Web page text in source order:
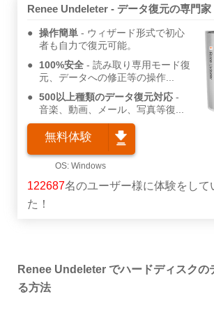
Renee Undeleter - データ復元の専門家
操作簡単
ウィザード形式で初心
者も自力で復元可能。
100%安全
読み取り専用モード復
元、データへの修正等の操作...
500以上種類のデータ復元対応
音楽、動画、メール、写真等復...
無料体験
122687名のユーザー様に体験をして
た！
Renee Undeleter でハードディスクの
る方法